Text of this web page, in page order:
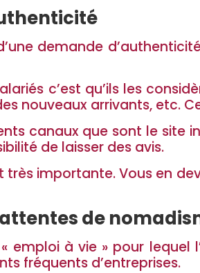
demande
c’est qu’ils les
nouveaux arrivants, etc.
canaux que sont le site
de laisser des avis.
très importante. Vous en
de
emploi à vie » pour
fréquents d’entreprises.